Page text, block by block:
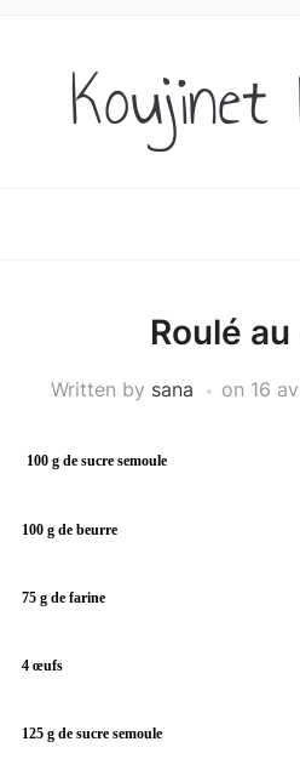
Koujinet
Roulé
Written by sana on 16
100 g de sucre semoule
100 g de beurre
75 g de farine
4 œufs
125 g de sucre semoule